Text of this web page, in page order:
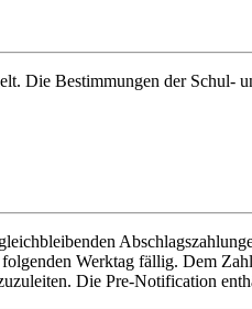
Die Bestimmungen der Schul-
Werktag fällig. Dem
Die Pre-Notification